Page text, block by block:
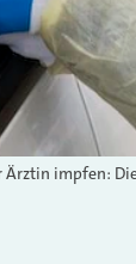
impfen: